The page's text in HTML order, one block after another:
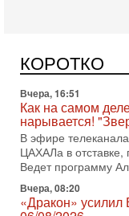
КОРОТКО
Как на самом
нарывается!
В эфире
ЦАХАЛа в отставке,
Ведет программу
Вчера, 08:20
«Дракон»
06/08/2026
Германия
АХИ «Дракон»,